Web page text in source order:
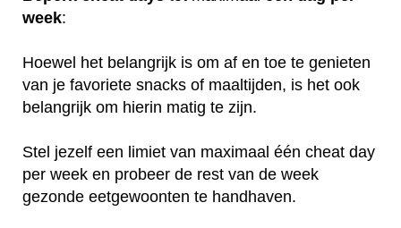
week:
Hoewel het belangrijk is om af en toe te genieten
van je favoriete snacks of maaltijden, is het ook
belangrijk om hierin matig te zijn.
Stel jezelf een limiet van maximaal één cheat day
per week en probeer de rest van de week
gezonde eetgewoonten te handhaven.